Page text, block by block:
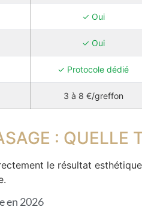
✓ Oui
✓ Oui
✓ Protocole dédié
3 à 8 €/greffon
: QUELLE
le résultat
en 2026